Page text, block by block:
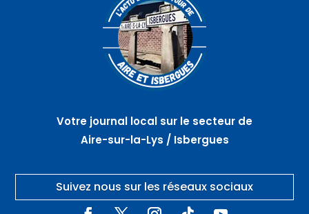
Votre journal local sur le secteur de
Aire-sur-la-Lys / Isbergues
Suivez nous sur les réseaux sociaux